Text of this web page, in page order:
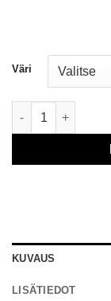
Väri
Muistikirjat määrä
KUVAUS
LISÄTIEDOT